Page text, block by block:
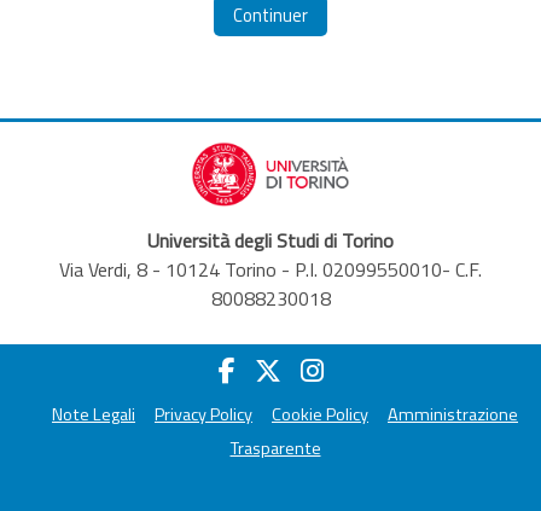
Continuer
Università degli Studi di Torino
Via Verdi, 8 - 10124 Torino - P.I. 02099550010- C.F.
80088230018
Note Legali Privacy Policy Cookie Policy
Amministrazione
Trasparente